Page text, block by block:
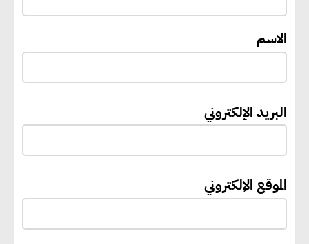
الاسم
البريد الإلكتروني
الموقع الإلكتروني
لمنظمة اليونسكو
يعمل على تطوير موقعه الإلكتروني
حوكمة ملف الإعاقة في مصر
مليون جنيه إسترليني لدعم توسع
المتجددة